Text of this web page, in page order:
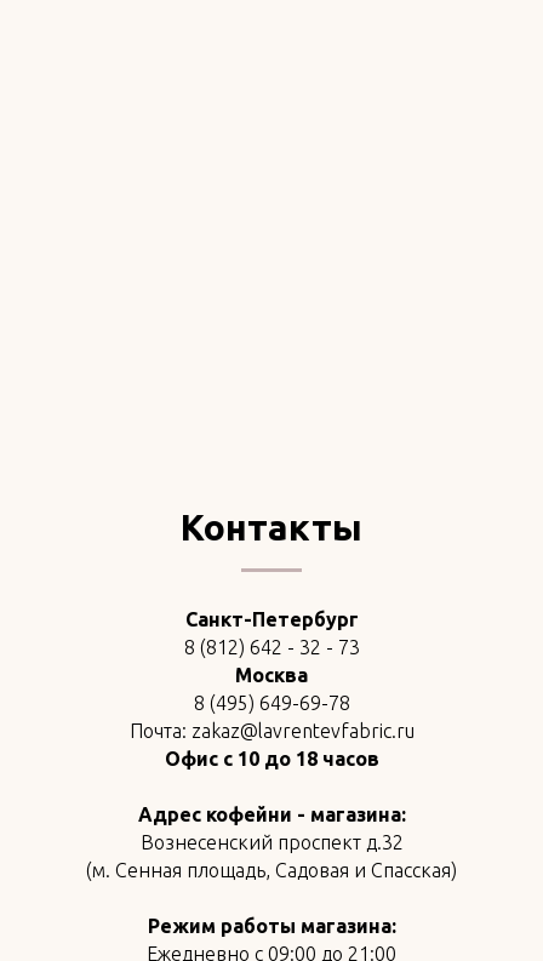
Контакты
Санкт-Петербург
8 (812) 642 - 32 - 73
Москва
8 (495) 649-69-78
Почта: zakaz@lavrentevfabric.ru
Офис с 10 до 18 часов
Адрес кофейни - магазина:
Вознесенский проспект д.32
(м. Сенная площадь, Садовая и Спасская)
Режим работы магазина:
Ежедневно с 09:00 до 21:00